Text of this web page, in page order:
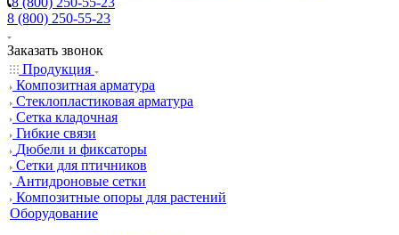
8 (800) 250-55-23
Заказать звонок
Продукция
Композитная арматура
Cтеклопластиковая арматура
Сетка кладочная
Гибкие связи
Дюбели и фиксаторы
Сетки для птичников
Антидроновые сетки
Композитные опоры для растений
Оборудование